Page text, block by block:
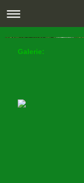
Galerie: